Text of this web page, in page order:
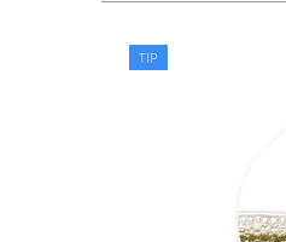
TIP